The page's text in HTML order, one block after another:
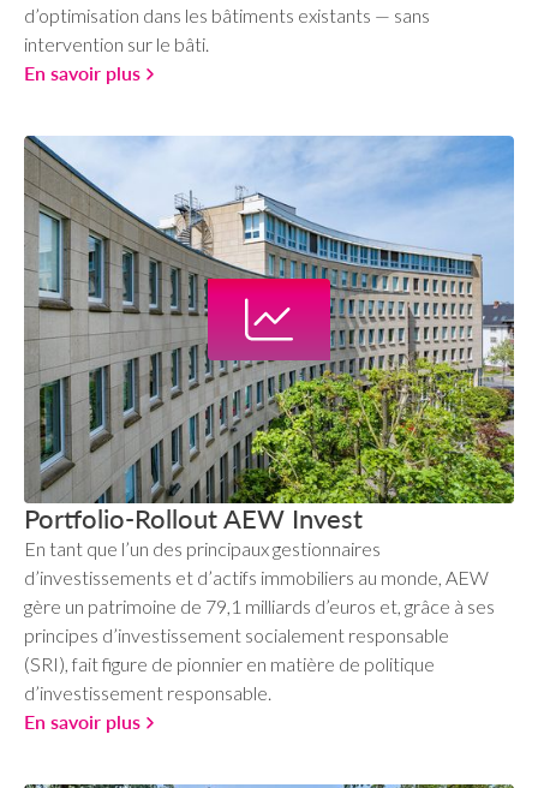
d’optimisation dans les bâtiments existants — sans
intervention sur le bâti.
En savoir plus
Portfolio-Rollout AEW Invest
En tant que l’un des principaux gestionnaires
d’investissements et d’actifs immobiliers au monde, AEW
gère un patrimoine de 79,1 milliards d’euros et, grâce à ses
principes d’investissement socialement responsable
(SRI), fait figure de pionnier en matière de politique
d’investissement responsable.
En savoir plus